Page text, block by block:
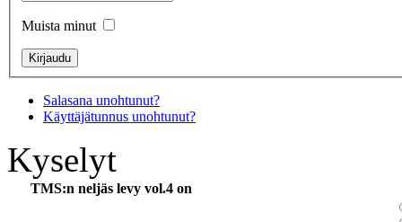
Muista minut
Salasana unohtunut?
Käyttäjätunnus unohtunut?
Kyselyt
TMS:n neljäs levy vol.4 on